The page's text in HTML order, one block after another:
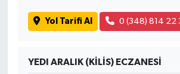
Yol Tarifi Al 0 (348) 814 22
YEDI ARALIK (KİLİS) ECZANESİ